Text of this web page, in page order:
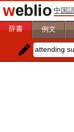
中国
辞書 例文